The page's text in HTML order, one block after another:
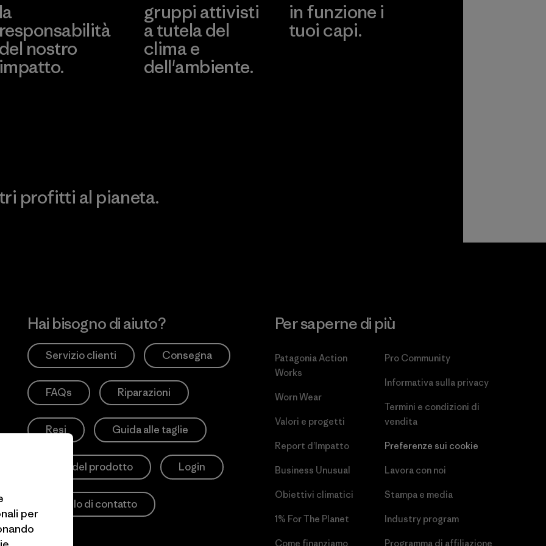
la
responsabilità
del nostro
impatto.
gruppi attivisti
a tutela del
clima e
dell'ambiente.
in funzione i
tuoi capi.
profitti al pianeta.
Hai bisogno di aiuto?
Servizio clienti Consegna
FAQs Riparazioni
Resi Guida alle taglie
Cura del prodotto Login
Modulo di contatto
Per saperne di più
Patagonia Action
Works
Worn Wear
Valori e progetti
Report d’Impatto
Business Unusual
Obiettivi climatici
1% For The Planet
Come finanziamo
Pro Community
Informativa sulla privacy
Termini e condizioni di
vendita
Preferenze sui cookie
Lavora con noi
Stampa e media
Industry program
Programma di affiliazione
per